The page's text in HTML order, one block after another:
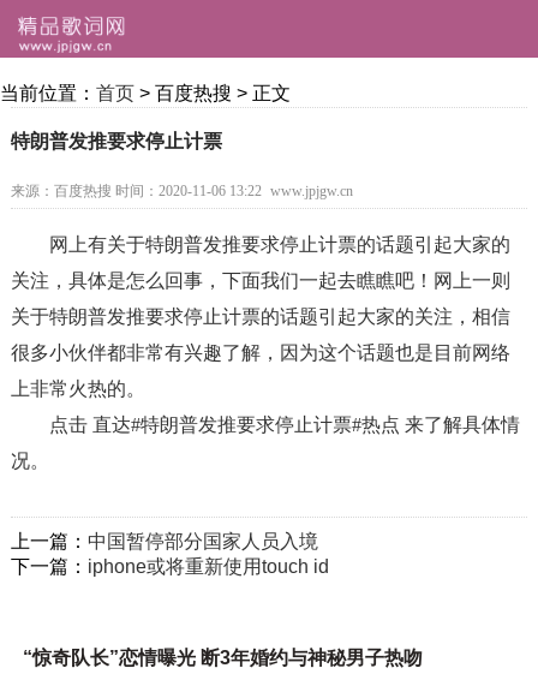
当前位置： 首页 > 百度热搜 > 正文
特朗普发推要求停止计票
来源：百度热搜 时间：2020-11-06 13:22 www.jpjgw.cn
网上有关于特朗普发推要求停止计票的话题引起大家的
关注，具体是怎么回事，下面我们一起去瞧瞧吧！网上一则
关于特朗普发推要求停止计票的话题引起大家的关注，相信
很多小伙伴都非常有兴趣了解，因为这个话题也是目前网络
上非常火热的。
点击 直达#特朗普发推要求停止计票#热点 来了解具体情
况。
上一篇： 中国暂停部分国家人员入境
下一篇： iphone或将重新使用touch id
“惊奇队长”恋情曝光 断3年婚约与神秘男子热吻